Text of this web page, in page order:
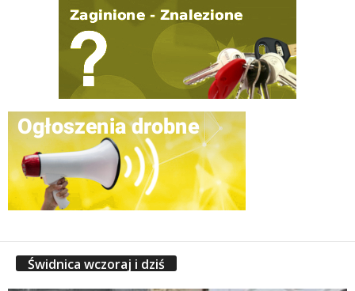
Świdnica wczoraj i dziś